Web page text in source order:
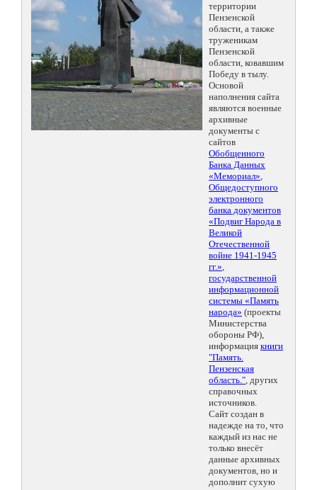
территории
Пензенской
области, а также
труженикам
Пензенской
области, ковавшим
Победу в тылу.
Основой
наполнения сайта
являются военные
архивные
документы с
сайтов
Обобщенного
Банка Данных
«Мемориал»,
Общедоступного
электронного
банка документов
«Подвиг Народа в
Великой
Отечественной
войне 1941-1945
гг.»,
государственной
информационной
системы «Память
народа» (проекты
Министерства
обороны РФ),
информация книги
"Память.
Пензенская
область.", других
справочных
источников.
Сайт создан в
надежде на то, что
каждый из нас не
только внесёт
данные архивных
документов, но и
дополнит сухую